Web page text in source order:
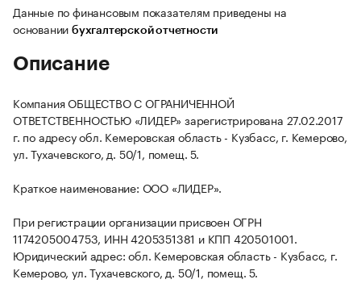
Данные по финансовым показателям приведены на
основании бухгалтерской отчетности
Описание
Компания ОБЩЕСТВО С ОГРАНИЧЕННОЙ
ОТВЕТСТВЕННОСТЬЮ «ЛИДЕР» зарегистрирована 27.02.2017
г. по адресу обл. Кемеровская область - Кузбасс, г. Кемерово,
ул. Тухачевского, д. 50/1, помещ. 5.
Краткое наименование: ООО «ЛИДЕР».
При регистрации организации присвоен ОГРН
1174205004753, ИНН 4205351381 и КПП 420501001.
Юридический адрес: обл. Кемеровская область - Кузбасс, г.
Кемерово, ул. Тухачевского, д. 50/1, помещ. 5.